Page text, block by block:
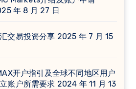
年 8 月 27 日
交易投资分享 2025 年 7 月 15
开户指引及全球不同地区用户
账户所需要求 2024 年 11 月 13